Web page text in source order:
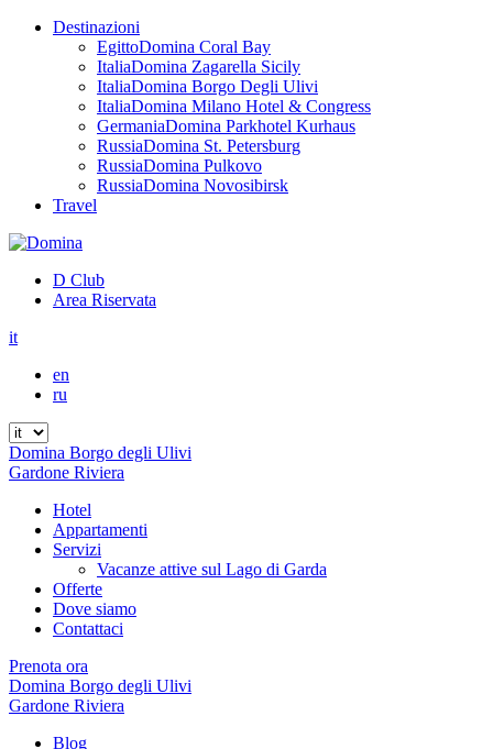
Destinazioni
EgittoDomina Coral Bay
ItaliaDomina Zagarella Sicily
ItaliaDomina Borgo Degli Ulivi
ItaliaDomina Milano Hotel & Congress
GermaniaDomina Parkhotel Kurhaus
RussiaDomina St. Petersburg
RussiaDomina Pulkovo
RussiaDomina Novosibirsk
Travel
D Club
Area Riservata
it
en
ru
Domina Borgo degli Ulivi
Gardone Riviera
Hotel
Appartamenti
Servizi
Vacanze attive sul Lago di Garda
Offerte
Dove siamo
Contattaci
Prenota ora
Domina Borgo degli Ulivi
Gardone Riviera
Blog